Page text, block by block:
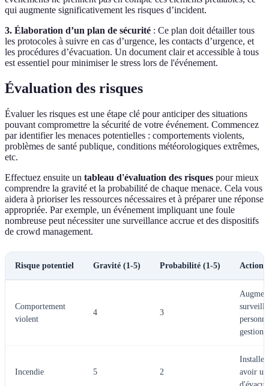
qui augmente significativement les risques d’incident.
3. Élaboration d’un plan de sécurité : Ce plan doit détailler tous
les protocoles à suivre en cas d’urgence, les contacts d’urgence, et
les procédures d’évacuation. Un document clair et accessible à tous
est essentiel pour minimiser le stress lors de l'événement.
Évaluation des risques
Évaluer les risques est une étape clé pour anticiper des situations
pouvant compromettre la sécurité de votre événement. Commencez
par identifier les menaces potentielles : comportements violents,
problèmes de santé publique, conditions météorologiques extrêmes,
etc.
Effectuez ensuite un tableau d'évaluation des risques pour mieux
comprendre la gravité et la probabilité de chaque menace. Cela vous
aidera à prioriser les ressources nécessaires et à préparer une réponse
appropriée. Par exemple, un événement impliquant une foule
nombreuse peut nécessiter une surveillance accrue et des dispositifs
de crowd management.
Risque potentiel Gravité (1-5) Probabilité (1-5) Actions
Comportement
violent
4 3
gestion
Incendie 5 2
Installer
avoir